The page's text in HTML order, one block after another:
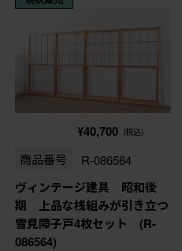
¥40,700 (税込)
商品番号 R-086564
ヴィンテージ建具 昭和後
期 上品な桟組みが引き立つ
雪見障子戸4枚セット (R-
086564)